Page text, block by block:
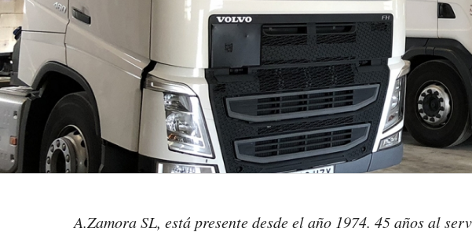
A.Zamora SL, está presente desde el año 1974. 45 años al